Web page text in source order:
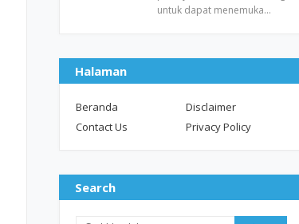
untuk dapat menemuka…
Halaman
Beranda
Disclaimer
Contact Us
Privacy Policy
Search